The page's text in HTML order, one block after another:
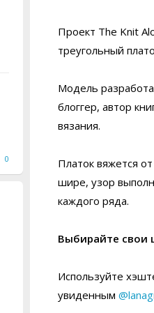
0
Проект The Knit
треугольный
Модель
блоггер, автор
вязания.
Платок вяжется
шире, узор
каждого ряда.
Выбирайте свои
Используйте
увиденным